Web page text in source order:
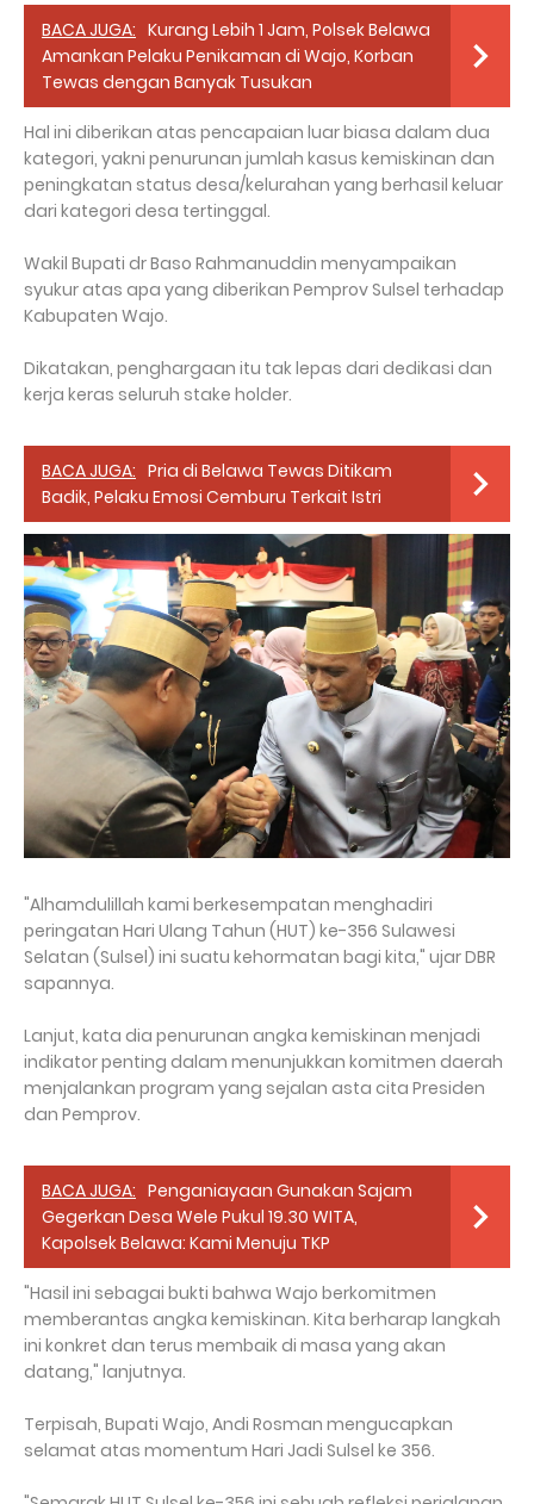
BACA JUGA: Kurang Lebih 1 Jam, Polsek Belawa
Amankan Pelaku Penikaman di Wajo, Korban
Tewas dengan Banyak Tusukan
Hal ini diberikan atas pencapaian luar biasa dalam dua
kategori, yakni penurunan jumlah kasus kemiskinan dan
peningkatan status desa/kelurahan yang berhasil keluar
dari kategori desa tertinggal.
Wakil Bupati dr Baso Rahmanuddin menyampaikan
syukur atas apa yang diberikan Pemprov Sulsel terhadap
Kabupaten Wajo.
Dikatakan, penghargaan itu tak lepas dari dedikasi dan
kerja keras seluruh stake holder.
BACA JUGA: Pria di Belawa Tewas Ditikam
Badik, Pelaku Emosi Cemburu Terkait Istri
"Alhamdulillah kami berkesempatan menghadiri
peringatan Hari Ulang Tahun (HUT) ke-356 Sulawesi
Selatan (Sulsel) ini suatu kehormatan bagi kita," ujar DBR
sapannya.
Lanjut, kata dia penurunan angka kemiskinan menjadi
indikator penting dalam menunjukkan komitmen daerah
menjalankan program yang sejalan asta cita Presiden
dan Pemprov.
BACA JUGA: Penganiayaan Gunakan Sajam
Gegerkan Desa Wele Pukul 19.30 WITA,
Kapolsek Belawa: Kami Menuju TKP
"Hasil ini sebagai bukti bahwa Wajo berkomitmen
memberantas angka kemiskinan. Kita berharap langkah
ini konkret dan terus membaik di masa yang akan
datang," lanjutnya.
Terpisah, Bupati Wajo, Andi Rosman mengucapkan
selamat atas momentum Hari Jadi Sulsel ke 356.